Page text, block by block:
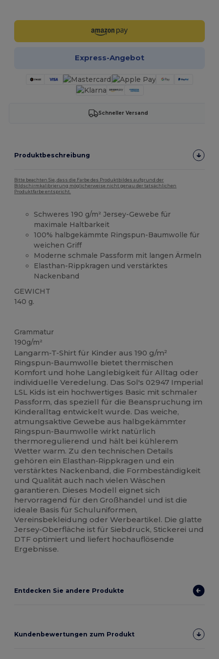
Express-Angebot
Schneller Versand
Produktbeschreibung
Bitte beachten Sie, dass die Farbe des Produktbildes aufgrund der
Bildschirmkalibrierung möglicherweise nicht genau der tatsächlichen
Produktfarbe entspricht.
Schweres 190 g/m² Jersey-Gewebe für
maximale Haltbarkeit
100% halbgekämmte Ringspun-Baumwolle für
weichen Griff
Moderne schmale Passform mit langen Ärmeln
Elasthan-Rippkragen und verstärktes
Nackenband
GEWICHT
140 g.
Grammatur
190g/m²
Langarm-T-Shirt für Kinder aus 190 g/m²
Ringspun-Baumwolle bietet thermischen
Komfort und hohe Langlebigkeit für Alltag oder
individuelle Veredelung. Das Sol's 02947 Imperial
LSL Kids ist ein hochwertiges Basic mit schmaler
Passform, das speziell für die Beanspruchung im
Kinderalltag entwickelt wurde. Das weiche,
atmungsaktive Gewebe aus halbgekämmter
Ringspun-Baumwolle wirkt natürlich
thermoregulierend und hält bei kühlerem
Wetter warm. Zu den technischen Details
gehören ein Elasthan-Rippkragen und ein
verstärktes Nackenband, die Formbeständigkeit
und Qualität auch nach vielen Wäschen
garantieren. Dieses Modell eignet sich
hervorragend für den Großhandel und ist die
ideale Basis für Schuluniformen,
Vereinsbekleidung oder Werbeartikel. Die glatte
Jersey-Oberfläche ist für Siebdruck, Stickerei und
DTF optimiert und liefert hochauflösende
Ergebnisse.
Entdecken Sie andere Produkte
Kundenbewertungen zum Produkt